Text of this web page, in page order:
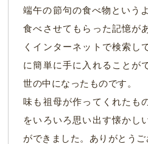
端午の節句の食べ物という
食べさせてもらった記憶が
くインターネットで検索し
に簡単に手に入れることが
世の中になったものです。
味も祖母が作ってくれたも
をいろいろ思い出す懐かし
ができました。ありがとうご